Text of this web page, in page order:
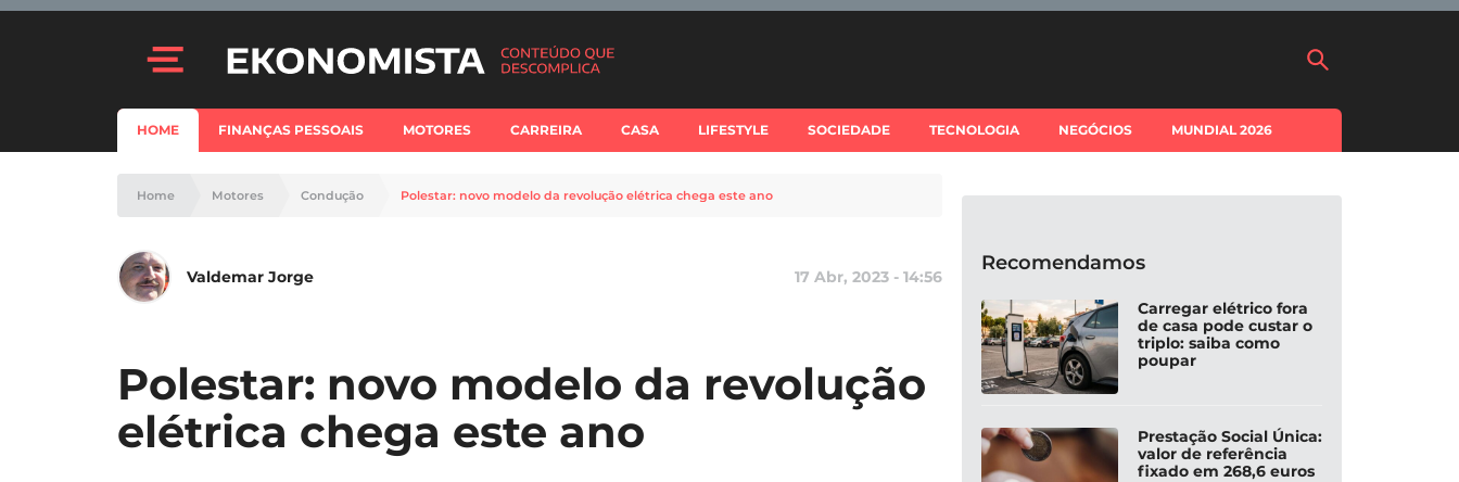
HOME FINANÇAS PESSOAIS MOTORES CARREIRA CASA LIFESTYLE SOCIEDADE TECNOLOGIA NEGÓCIOS MUNDIAL 2026
Home Motores Condução Polestar: novo modelo da revolução elétrica chega este ano
Valdemar Jorge 17 Abr, 2023 - 14:56
Polestar: novo modelo da revolução
elétrica chega este ano
Recomendamos
Carregar elétrico fora
de casa pode custar o
triplo: saiba como
poupar
Prestação Social Única:
valor de referência
fixado em 268,6 euros